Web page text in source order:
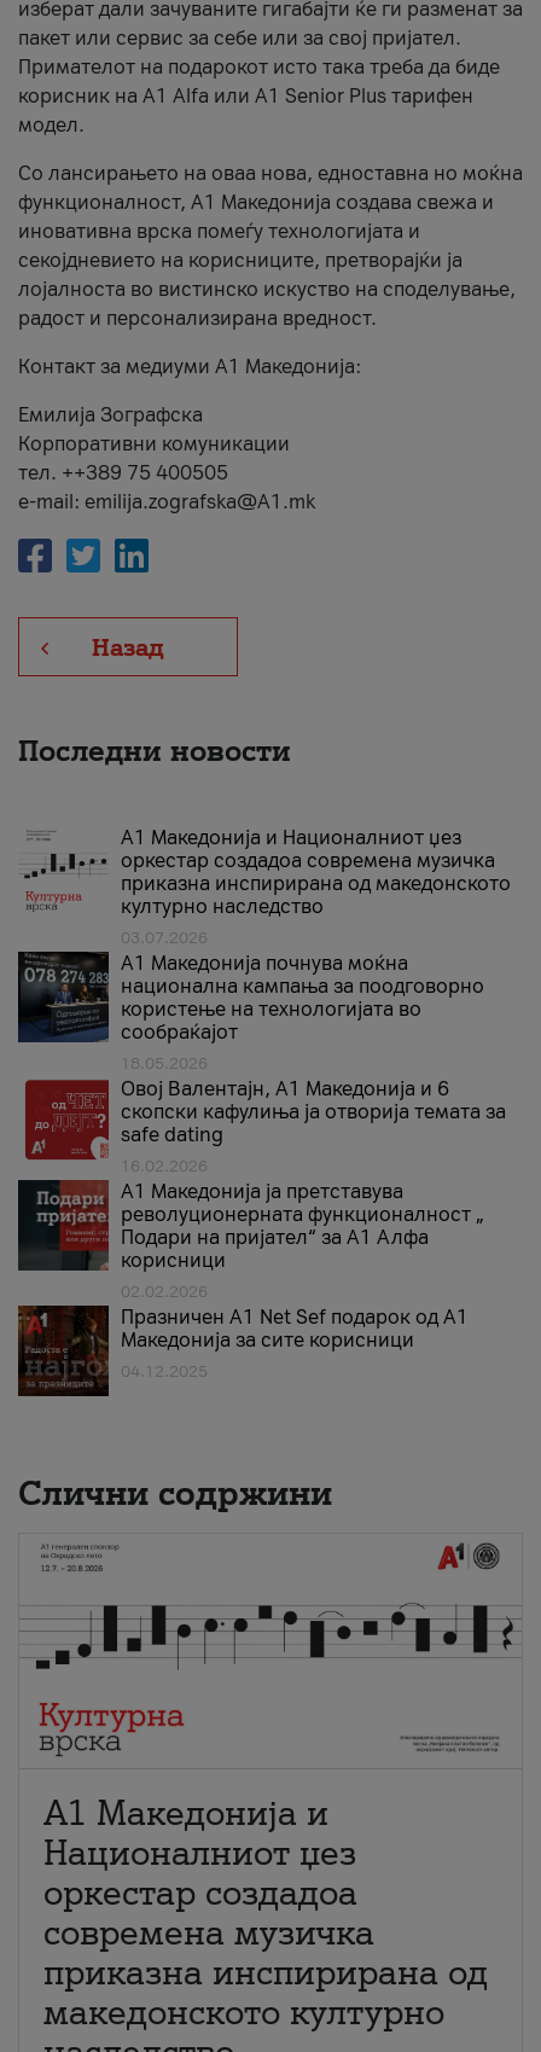
изберат дали зачуваните гигабајти ќе ги разменат за
пакет или сервис за себе или за свој пријател.
Примателот на подарокот исто така треба да биде
корисник на А1 Alfa или A1 Senior Plus тарифен
модел.
Со лансирањето на оваа нова, едноставна но моќна
функционалност, А1 Македонија создава свежа и
иновативна врска помеѓу технологијата и
секојдневието на корисниците, претворајќи ја
лојалноста во вистинско искуство на споделување,
радост и персонализирана вредност.
Контакт за медиуми А1 Македонија:
Емилија Зографска
Корпоративни комуникации
тел. ++389 75 400505
e-mail: emilija.zografska@A1.mk
Назад
Последни новости
А1 Македонија и Националниот џез
оркестар создадоа современа музичка
приказна инспирирана од македонското
културно наследство
03.07.2026
A1 Македонија почнува моќна
национална кампања за поодговорно
користење на технологијата во
сообраќајот
18.05.2026
Овој Валентајн, A1 Македонија и 6
скопски кафулиња ја отворија темата за
safe dating
16.02.2026
А1 Македонија ја претставува
револуционерната функционалност „
Подари на пријател“ за А1 Алфа
корисници
02.02.2026
Празничен A1 Net Sеf подарок од А1
Македонија за сите корисници
04.12.2025
Слични содржини
А1 Македонија и
Националниот џез
оркестар создадоа
современа музичка
приказна инспирирана од
македонското културно